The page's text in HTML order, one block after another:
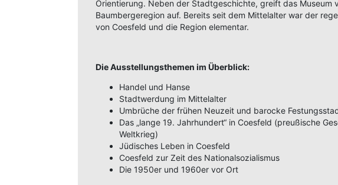
Orientierung. Neben der Stadtgeschichte, greift das Museum
Baumbergeregion auf. Bereits seit dem Mittelalter war der
von Coesfeld und die Region elementar.
Die Ausstellungsthemen im Überblick:
Handel und Hanse
Stadtwerdung im Mittelalter
Umbrüche der frühen Neuzeit und barocke
Das „lange 19. Jahrhundert“ in Coesfeld (preußische
Weltkrieg)
Jüdisches Leben in Coesfeld
Coesfeld zur Zeit des Nationalsozialismus
Die 1950er und 1960er vor Ort